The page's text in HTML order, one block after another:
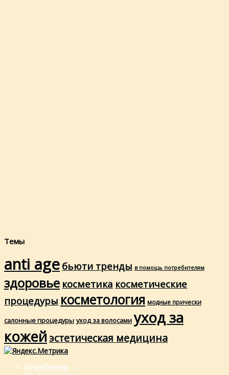
Темы
anti age бьюти тренды в помощь потребителям
здоровье косметика косметические
процедуры косметология модные прически
салонные процедуры уход за волосами уход за
кожейэстетическая медицина
Потребителям